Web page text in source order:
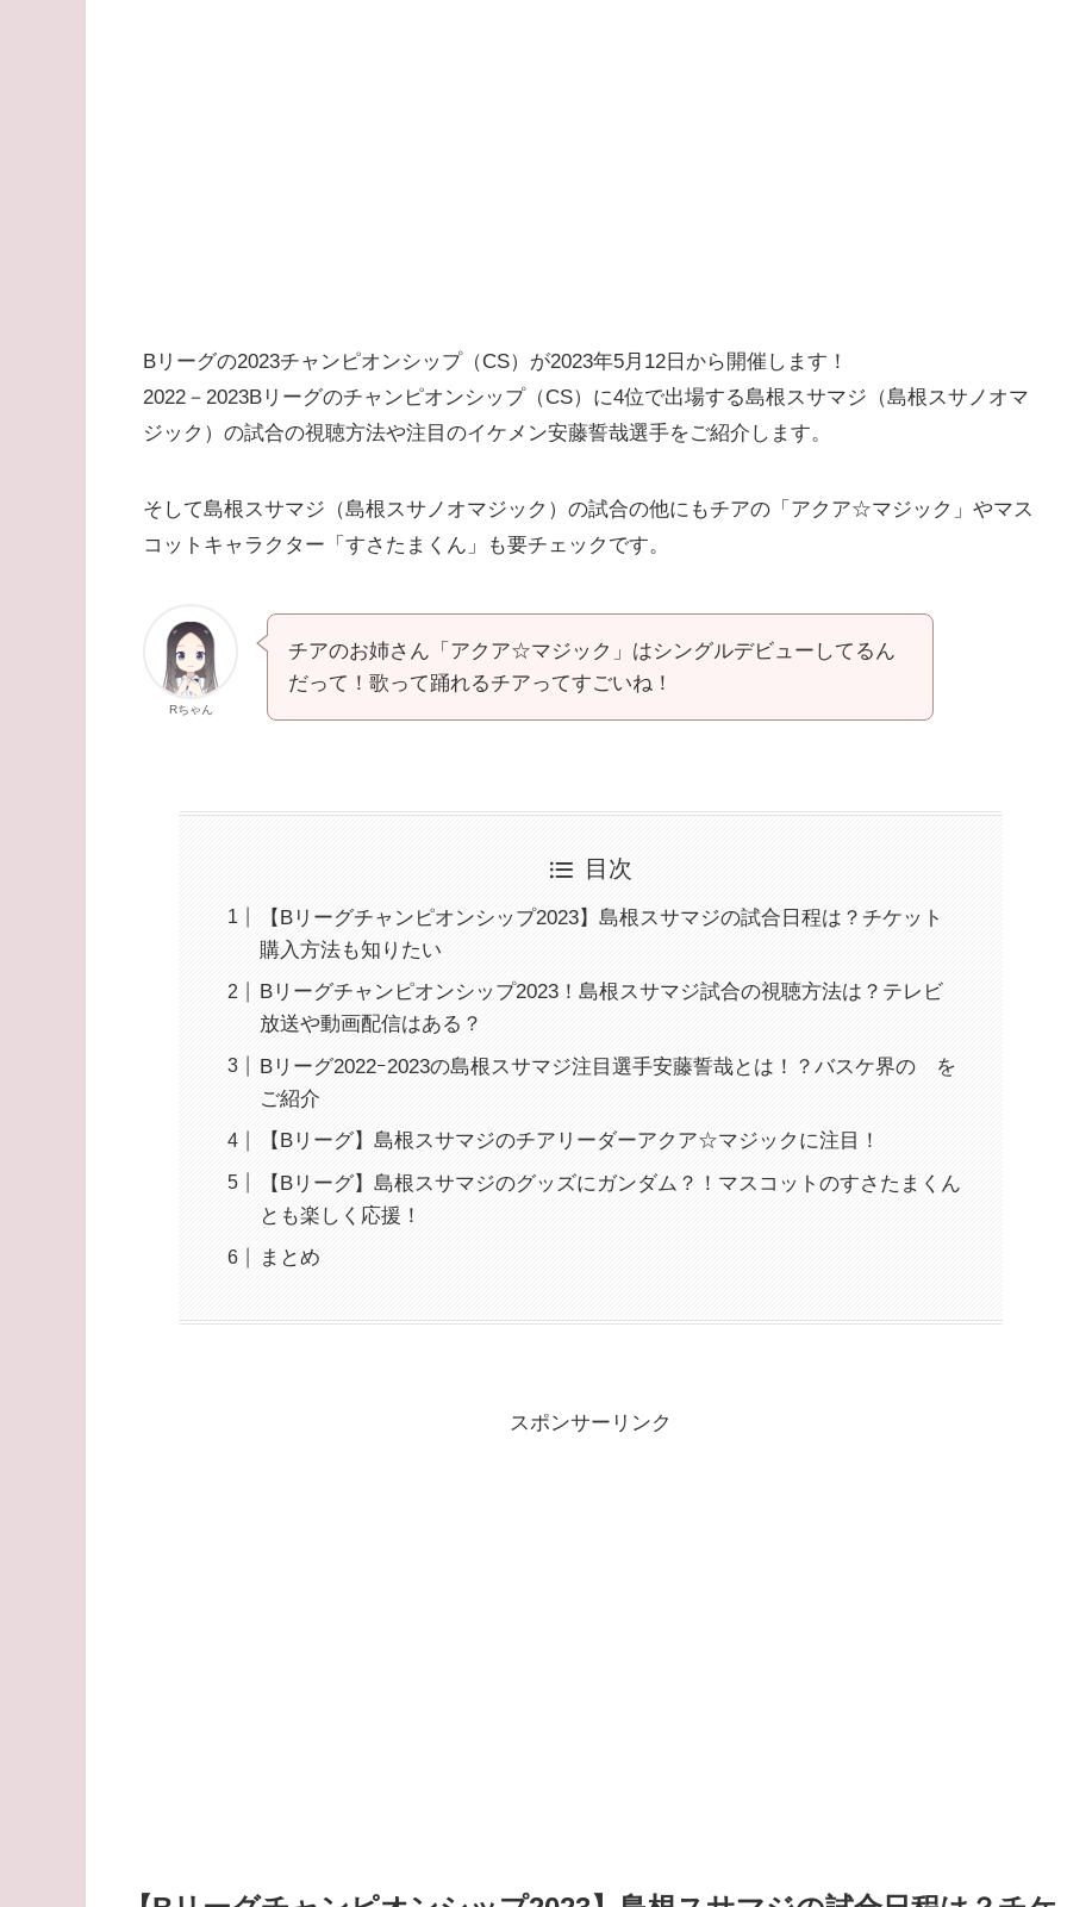
Bリーグの2023チャンピオンシップ（CS）が2023年5月12日から開催します！
2022－2023Bリーグのチャンピオンシップ（CS）に4位で出場する島根スサマジ（島根スサノオマ
ジック）の試合の視聴方法や注目のイケメン安藤誓哉選手をご紹介します。
そして島根スサマジ（島根スサノオマジック）の試合の他にもチアの「アクア☆マジック」やマス
コットキャラクター「すさたまくん」も要チェックです。
Rちゃん
チアのお姉さん「アクア☆マジック」はシングルデビューしてるん
だって！歌って踊れるチアってすごいね！
目次
【Bリーグチャンピオンシップ2023】島根スサマジの試合日程は？チケット
購入方法も知りたい
Bリーグチャンピオンシップ2023！島根スサマジ試合の視聴方法は？テレビ
放送や動画配信はある？
Bリーグ2022ｰ2023の島根スサマジ注目選手安藤誓哉とは！？バスケ界の を
ご紹介
【Bリーグ】島根スサマジのチアリーダーアクア☆マジックに注目！
【Bリーグ】島根スサマジのグッズにガンダム？！マスコットのすさたまくん
とも楽しく応援！
まとめ
スポンサーリンク